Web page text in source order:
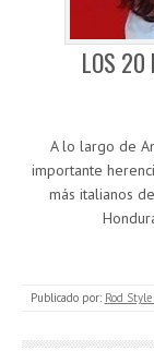
LOS 20
A lo largo de
importante
más italianos
Publicado por: Rod